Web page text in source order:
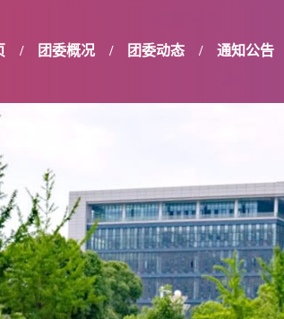
/ 团委概况/ 团委动态/ 通知公告